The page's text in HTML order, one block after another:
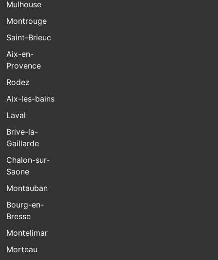
Mulhouse
Montrouge
Saint-Brieuc
Aix-en-
Provence
Rodez
Aix-les-bains
Laval
Brive-la-
Gaillarde
Chalon-sur-
Saone
Montauban
Bourg-en-
Bresse
Montelimar
Morteau